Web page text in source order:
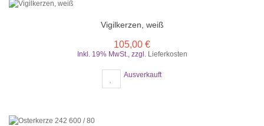
Vigilkerzen, weiß
105,00 €
Inkl. 19% MwSt., zzgl. Lieferkosten
Ausverkauft